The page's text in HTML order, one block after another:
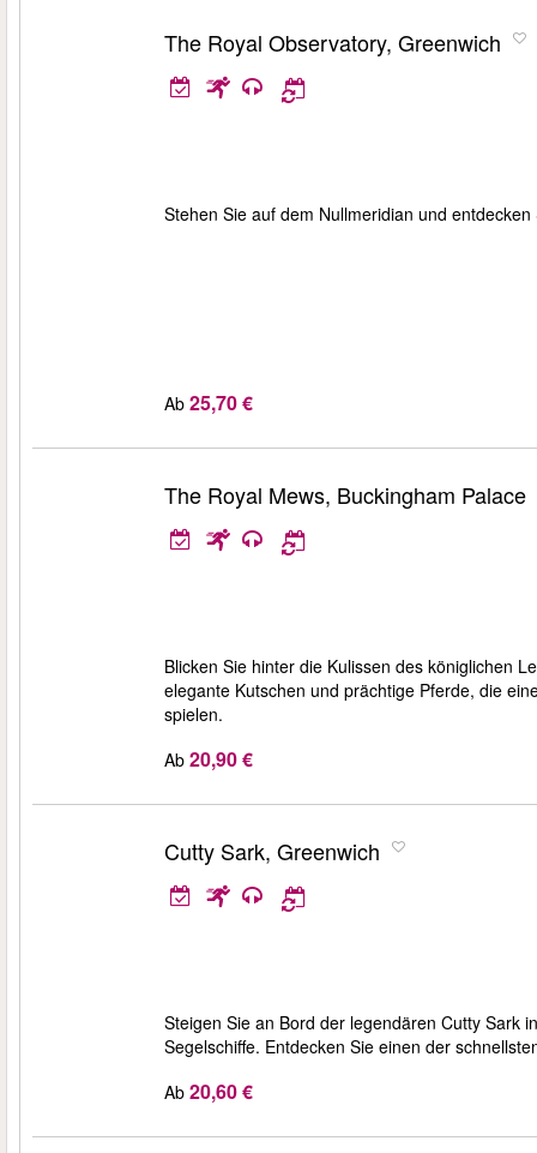
The Royal Observatory, Greenwich
Stehen Sie auf dem Nullmeridian und
Ab 25,70 €
The Royal Mews, Buckingham Palace
Blicken Sie hinter die Kulissen des königlichen
elegante Kutschen und prächtige Pferde, die
spielen.
Ab 20,90 €
Cutty Sark, Greenwich
Steigen Sie an Bord der legendären Cutty Sark
Segelschiffe. Entdecken Sie einen der
Ab 20,60 €